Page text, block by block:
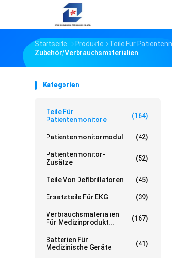
Startseite Produkte Teile Für
Zubehör/Verbrauchsmaterialien
Kategorien
Teile Für
Patientenmonitore
(164)
Patientenmonitormodul (42)
Patientenmonitor-
Zusätze
(52)
Teile Von Defibrillatoren (45)
Ersatzteile Für EKG (39)
Verbrauchsmaterialien
Für Medizinprodukt...
(167)
Batterien Für
Medizinische Geräte
(41)